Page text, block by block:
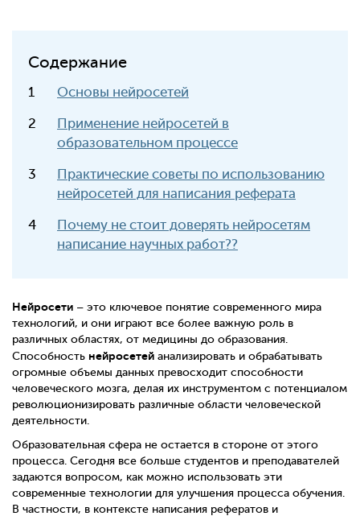
Содержание
Основы нейросетей
Применение нейросетей в
образовательном процессе
Практические советы по использованию
нейросетей для написания реферата
Почему не стоит доверять нейросетям
написание научных работ??
Нейросети – это ключевое понятие современного мира
технологий, и они играют все более важную роль в
различных областях, от медицины до образования.
Способность нейросетей анализировать и обрабатывать
огромные объемы данных превосходит способности
человеческого мозга, делая их инструментом с потенциалом
революционизировать различные области человеческой
деятельности.
Образовательная сфера не остается в стороне от этого
процесса. Сегодня все больше студентов и преподавателей
задаются вопросом, как можно использовать эти
современные технологии для улучшения процесса обучения.
В частности, в контексте написания рефератов и